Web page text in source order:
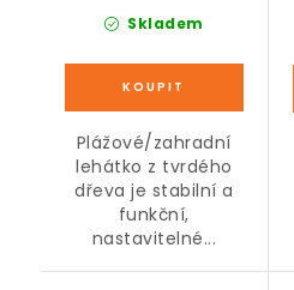
Skladem
Plážové/zahradní
lehátko z tvrdého
dřeva je stabilní a
funkční,
nastavitelné...